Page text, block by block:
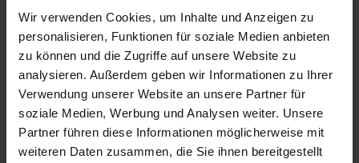
Wir verwenden Cookies, um Inhalte und Anzeigen zu
personalisieren, Funktionen für soziale Medien anbieten
zu können und die Zugriffe auf unsere Website zu
analysieren. Außerdem geben wir Informationen zu Ihrer
Verwendung unserer Website an unsere Partner für
soziale Medien, Werbung und Analysen weiter. Unsere
Partner führen diese Informationen möglicherweise mit
weiteren Daten zusammen, die Sie ihnen bereitgestellt